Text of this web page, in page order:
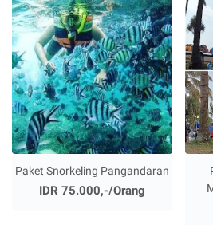
Paket Snorkeling Pangandaran
IDR 75.000,-/Orang